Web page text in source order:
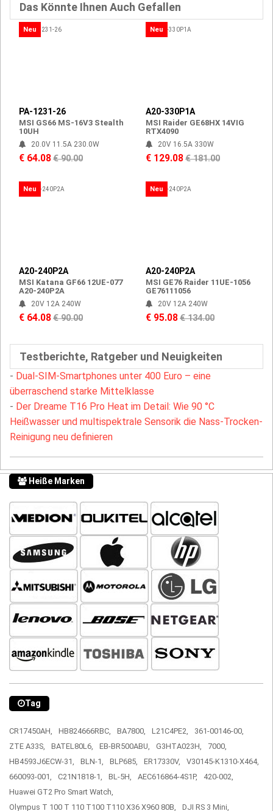
Das Könnte Ihnen Auch Gefallen
Neu
PA-1231-26
MSI GS66 MS-16V3 Stealth
10UH
20.0V 11.5A 230.0W
€ 64.08€ 90.00
Neu
A20-330P1A
MSI Raider GE68HX 14VIG
RTX4090
20V 16.5A 330W
€ 129.08€ 181.00
Neu
A20-240P2A
MSI Katana GF66 12UE-077
A20-240P2A
20V 12A 240W
€ 64.08€ 90.00
Neu
A20-240P2A
MSI GE76 Raider 11UE-1056
GE76111056
20V 12A 240W
€ 95.08€ 134.00
Testberichte, Ratgeber und Neuigkeiten
- Dual-SIM-Smartphones unter 400 Euro – eine
überraschend starke Mittelklasse
- Der Dreame T16 Pro Heat im Detail: Wie 90 °C
Heißwasser und multispektrale Sensorik die Nass-Trocken-
Reinigung neu definieren
Heiße Marken
Tag
CR17450AH, HB824666RBC, BA7800, L21C4PE2,
361-00146-00,
ZTE A33S,
BATEL80L6, EB-BR500ABU, G3HTA023H,
7000,
HB4593J6ECW-31,
BLN-1, BLP685, ER17330V,
V30145-K1310-X464,
660093-001,
C21N1818-1, BL-5H, AEC616864-4S1P,
420-002,
Huawei GT2 Pro Smart Watch,
Olympus T 100 T 110 T100 T110 X36 X960 80B,
DJI RS 3 Mini,